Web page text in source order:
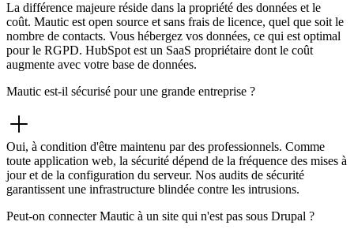
La différence majeure réside dans la propriété des données et le
coût. Mautic est open source et sans frais de licence, quel que soit le
nombre de contacts. Vous hébergez vos données, ce qui est optimal
pour le RGPD. HubSpot est un SaaS propriétaire dont le coût
augmente avec votre base de données.
Mautic est-il sécurisé pour une grande entreprise ?
Oui, à condition d'être maintenu par des professionnels. Comme
toute application web, la sécurité dépend de la fréquence des mises à
jour et de la configuration du serveur. Nos audits de sécurité
garantissent une infrastructure blindée contre les intrusions.
Peut-on connecter Mautic à un site qui n'est pas sous Drupal ?